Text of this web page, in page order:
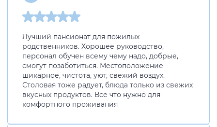
Лучший пансионат для пожилых
родственников. Хорошее руководство,
персонал обучен всему чему надо, добрые,
смогут позаботиться. Местоположение
шикарное, чистота, уют, свежий воздух.
Столовая тоже радует, блюда только из свежих
вкусных продуктов. Всё что нужно для
комфортного проживания